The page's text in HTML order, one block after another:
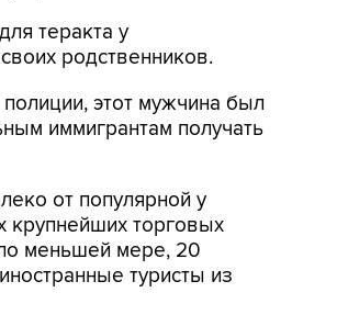
теракта у
родственников.
этот мужчина был
иммигрантам получать
от популярной у
крупнейших торговых
меньшей мере, 20
туристы из